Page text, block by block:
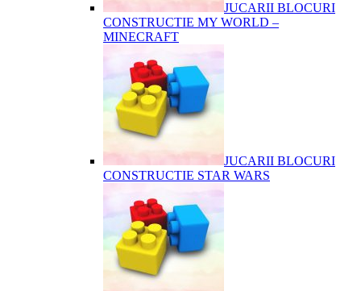
JUCARII BLOCURI
CONSTRUCTIE MY WORLD –
MINECRAFT
JUCARII BLOCURI
CONSTRUCTIE STAR WARS